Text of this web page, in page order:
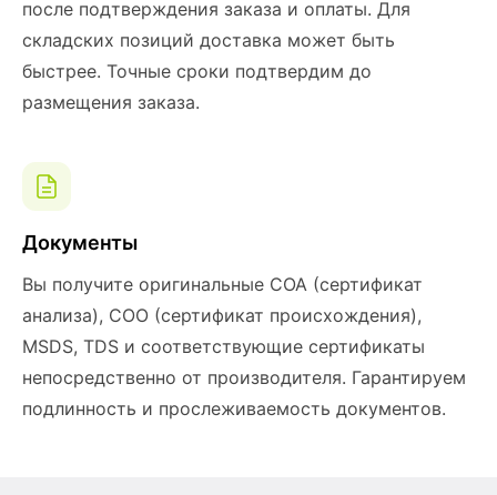
после подтверждения заказа и оплаты. Для
складских позиций доставка может быть
быстрее. Точные сроки подтвердим до
размещения заказа.
Документы
Вы получите оригинальные COA (сертификат
анализа), COO (сертификат происхождения),
MSDS, TDS и соответствующие сертификаты
непосредственно от производителя. Гарантируем
подлинность и прослеживаемость документов.